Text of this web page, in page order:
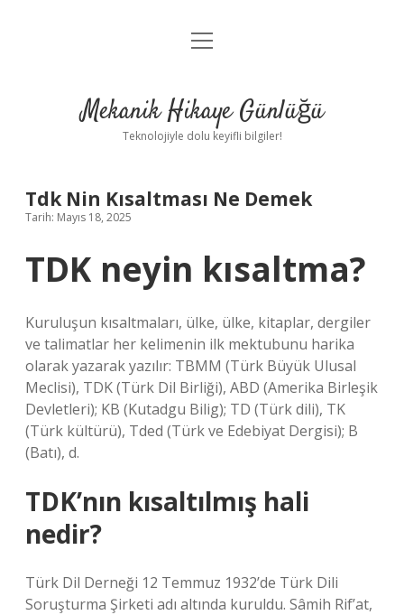
Anasayfa
Yasal Uyarı
menüyü
Mekanik Hikaye Günlüğü
Teknolojiyle dolu keyifli bilgiler!
Tdk Nin Kısaltması Ne Demek
Tarih: Mayıs 18, 2025
TDK neyin kısaltma?
Kuruluşun kısaltmaları, ülke, ülke, kitaplar, dergiler
ve talimatlar her kelimenin ilk mektubunu harika
olarak yazarak yazılır: TBMM (Türk Büyük Ulusal
Meclisi), TDK (Türk Dil Birliği), ABD (Amerika Birleşik
Devletleri); KB (Kutadgu Bilig); TD (Türk dili), TK
(Türk kültürü), Tded (Türk ve Edebiyat Dergisi); B
(Batı), d.
TDK’nın kısaltılmış hali
nedir?
Türk Dil Derneği 12 Temmuz 1932’de Türk Dili
Soruşturma Şirketi adı altında kuruldu. Sâmih Rif’at,